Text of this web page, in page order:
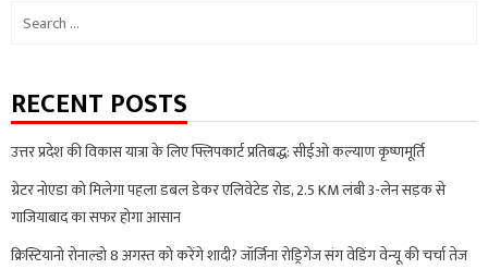
Search
RECENT POSTS
उत्तर प्रदेश की विकास यात्रा के लिए फ्लिपकार्ट प्रतिबद्ध: सीईओ कल्याण कृष्णमूर्ति
ग्रेटर नोएडा को मिलेगा पहला डबल डेकर एलिवेटेड रोड, 2.5 KM लंबी 3-लेन सड़क से
गाजियाबाद का सफर होगा आसान
क्रिस्टियानो रोनाल्डो 8 अगस्त को करेंगे शादी? जॉर्जिना रोड्रिगेज संग वेडिंग वेन्यू की चर्चा तेज